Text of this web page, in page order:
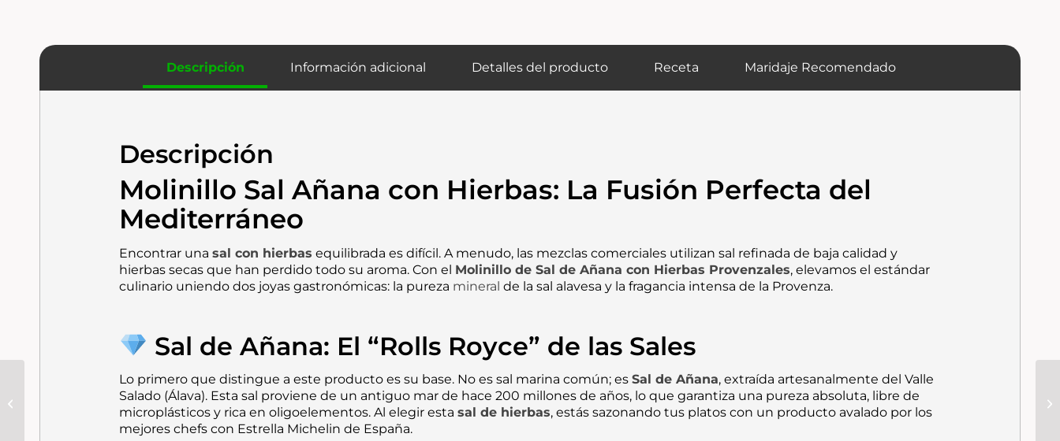
Descripción Información adicional Detalles del producto Receta Maridaje Recomendado
Descripción
Molinillo Sal Añana con Hierbas: La Fusión Perfecta del
Mediterráneo
Encontrar una sal con hierbas equilibrada es difícil. A menudo, las mezclas comerciales utilizan sal refinada de baja calidad y
hierbas secas que han perdido todo su aroma. Con el Molinillode Sal de Añana con Hierbas Provenzales, elevamos el estándar
culinario uniendo dos joyas gastronómicas: la pureza mineral de la sal alavesa y la fragancia intensa de la Provenza.
Sal de Añana: El “Rolls Royce” de las Sales
Lo primero que distingue a este producto es su base. No es sal marina común; es Sal de Añana, extraída artesanalmente del Valle
Salado (Álava). Esta sal proviene de un antiguo mar de hace 200 millones de años, lo que garantiza una pureza absoluta, libre de
microplásticos y rica en oligoelementos. Al elegir esta sal de hierbas, estás sazonando tus platos con un producto avalado por los
mejores chefs con Estrella Michelin de España.
Esencia del Fuego